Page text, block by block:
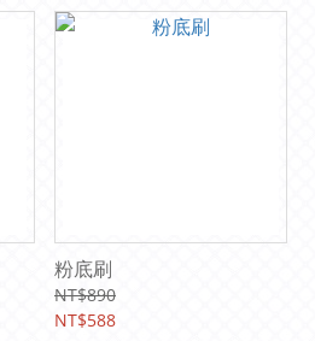
粉底刷
NT$890
NT$588